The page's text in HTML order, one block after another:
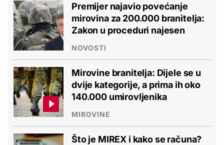
Premijer najavio povećanje
mirovina za 200.000 branitelja:
Zakon u proceduri najesen
NOVOSTI
Mirovine branitelja: Dijele se u
dvije kategorije, a prima ih oko
140.000 umirovljenika
MIROVINE
Što je MIREX i kako se računa?